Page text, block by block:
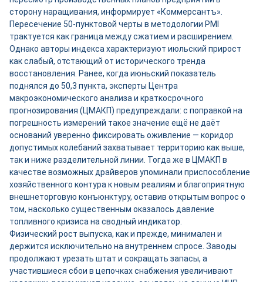
сторону наращивания, информирует «Коммерсантъ».
Пересечение 50-пунктовой черты в методологии PMI
трактуется как граница между сжатием и расширением.
Однако авторы индекса характеризуют июльский прирост
как слабый, отстающий от исторического тренда
восстановления. Ранее, когда июньский показатель
поднялся до 50,3 пункта, эксперты Центра
макроэкономического анализа и краткосрочного
прогнозирования (ЦМАКП) предупреждали: с поправкой на
погрешность измерений такое значение ещё не даёт
оснований уверенно фиксировать оживление — коридор
допустимых колебаний захватывает территорию как выше,
так и ниже разделительной линии. Тогда же в ЦМАКП в
качестве возможных драйверов упоминали приспособление
хозяйственного контура к новым реалиям и благоприятную
внешнеторговую конъюнктуру, оставив открытым вопрос о
том, насколько существенным оказалось давление
топливного кризиса на сводный индикатор.
Физический рост выпуска, как и прежде, минимален и
держится исключительно на внутреннем спросе. Заводы
продолжают урезать штат и сокращать запасы, а
участившиеся сбои в цепочках снабжения увеличивают